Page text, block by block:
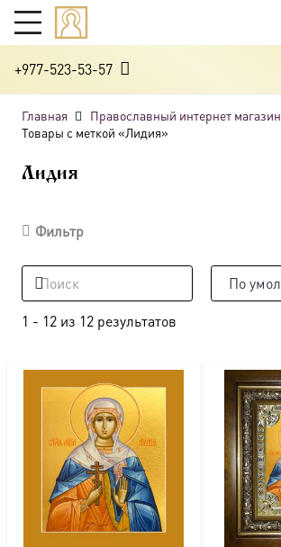
+977-523-53-57
Главная
Православный интернет магазин
Товары с меткой «Лидия»
Лидия
Фильтр
1 - 12 из 12 результатов